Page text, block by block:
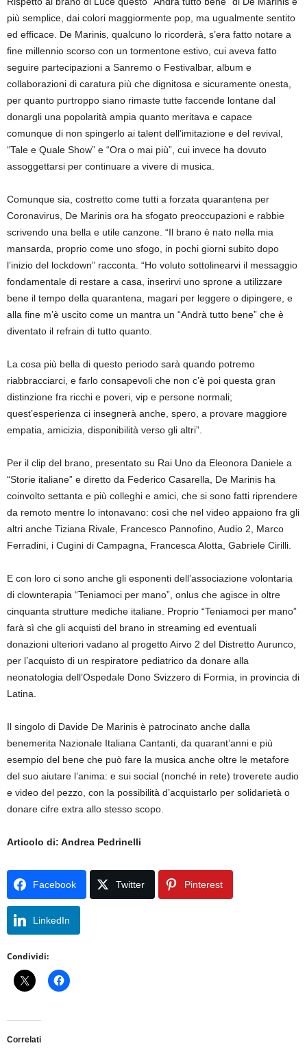
più semplice, dai colori maggiormente pop, ma ugualmente sentito
ed efficace. De Marinis, qualcuno lo ricorderà, s’era fatto notare a
fine millennio scorso con un tormentone estivo, cui aveva fatto
seguire partecipazioni a Sanremo o Festivalbar, album e
collaborazioni di caratura più che dignitosa e sicuramente onesta,
per quanto purtroppo siano rimaste tutte faccende lontane dal
donargli una popolarità ampia quanto meritava e capace
comunque di non spingerlo ai talent dell’imitazione e del revival,
“Tale e Quale Show” e “Ora o mai più”, cui invece ha dovuto
assoggettarsi per continuare a vivere di musica.
Comunque sia, costretto come tutti a forzata quarantena per
Coronavirus, De Marinis ora ha sfogato preoccupazioni e rabbie
scrivendo una bella e utile canzone. “Il brano è nato nella mia
mansarda, proprio come uno sfogo, in pochi giorni subito dopo
l’inizio del lockdown” racconta. “Ho voluto sottolinearvi il messaggio
fondamentale di restare a casa, inserirvi uno sprone a utilizzare
bene il tempo della quarantena, magari per leggere o dipingere, e
alla fine m’è uscito come un mantra un “Andrà tutto bene” che è
diventato il refrain di tutto quanto.
La cosa più bella di questo periodo sarà quando potremo
riabbracciarci, e farlo consapevoli che non c’è poi questa gran
distinzione fra ricchi e poveri, vip e persone normali;
quest’esperienza ci insegnerà anche, spero, a provare maggiore
empatia, amicizia, disponibilità verso gli altri”.
Per il clip del brano, presentato su Rai Uno da Eleonora Daniele a
“Storie italiane” e diretto da Federico Casarella, De Marinis ha
coinvolto settanta e più colleghi e amici, che si sono fatti riprendere
da remoto mentre lo intonavano: così che nel video appaiono fra gli
altri anche Tiziana Rivale, Francesco Pannofino, Audio 2, Marco
Ferradini, i Cugini di Campagna, Francesca Alotta, Gabriele Cirilli.
E con loro ci sono anche gli esponenti dell’associazione volontaria
di clownterapia “Teniamoci per mano”, onlus che agisce in oltre
cinquanta strutture mediche italiane. Proprio “Teniamoci per mano”
farà sì che gli acquisti del brano in streaming ed eventuali
donazioni ulteriori vadano al progetto Airvo 2 del Distretto Aurunco,
per l’acquisto di un respiratore pediatrico da donare alla
neonatologia dell’Ospedale Dono Svizzero di Formia, in provincia di
Latina.
Il singolo di Davide De Marinis è patrocinato anche dalla
benemerita Nazionale Italiana Cantanti, da quarant’anni e più
esempio del bene che può fare la musica anche oltre le metafore
del suo aiutare l’anima: e sui social (nonché in rete) troverete audio
e video del pezzo, con la possibilità d’acquistarlo per solidarietà o
donare cifre extra allo stesso scopo.
Articolo di: Andrea Pedrinelli
Facebook Twitter Pinterest
LinkedIn
Condividi:
Correlati